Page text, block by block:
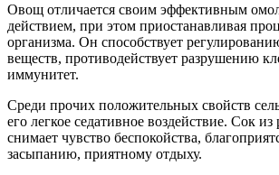
Овощ отличается своим эффективным
действием, при этом приостанавливая
организма. Он способствует
веществ, противодействует разрушению
иммунитет.
Среди прочих положительных свойств
его легкое седативное воздействие. Сок
снимает чувство беспокойства,
засыпанию, приятному отдыху.